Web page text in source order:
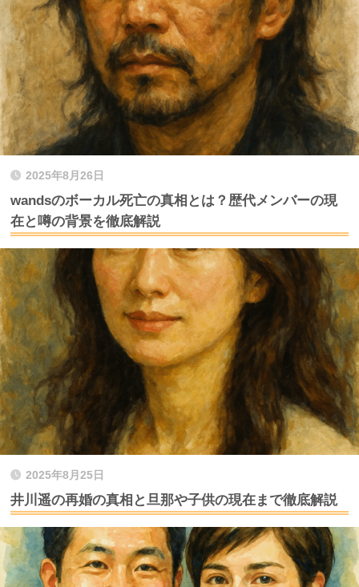
2025年8月26日
wandsのボーカル死亡の真相とは？歴代メンバーの現
在と噂の背景を徹底解説
2025年8月25日
井川遥の再婚の真相と旦那や子供の現在まで徹底解説